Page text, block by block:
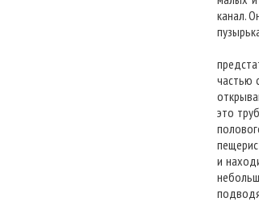
канал.
частью
это
и